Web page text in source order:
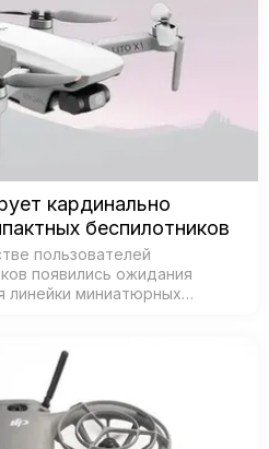
кардинально
беспилотников
пользователей
появились ожидания
линейки миниатюрных